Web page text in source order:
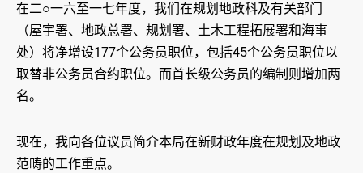
在二○一六至一七年度，我们在规划地政科及有关部门
（屋宇署、地政总署、规划署、土木工程拓展署和海事
处）将净增设177个公务员职位，包括45个公务员职位以
取替非公务员合约职位。而首长级公务员的编制则增加两
名。
现在，我向各位议员简介本局在新财政年度在规划及地政
范畴的工作重点。